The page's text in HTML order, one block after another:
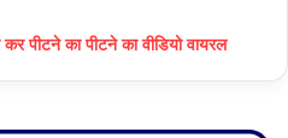
पीटने का पीटने का वीडियो वायरल